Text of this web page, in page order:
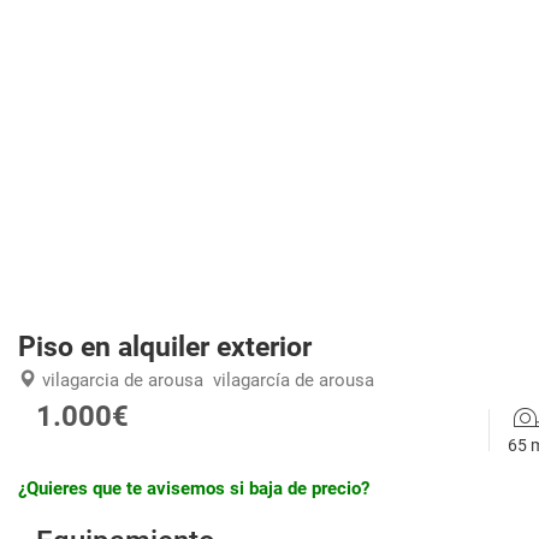
Piso en alquiler exterior
vilagarcia de arousa vilagarcía de arousa
1.000€
65
¿Quieres que te avisemos si baja de precio?